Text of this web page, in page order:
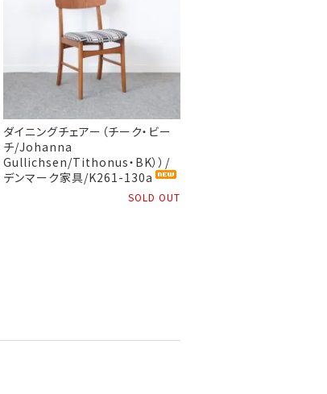
ダイニングチェアー（チーク・ビー
チ/Johanna
Gullichsen/Tithonus・BK））/
デンマーク家具/K261-130a
SOLD OUT